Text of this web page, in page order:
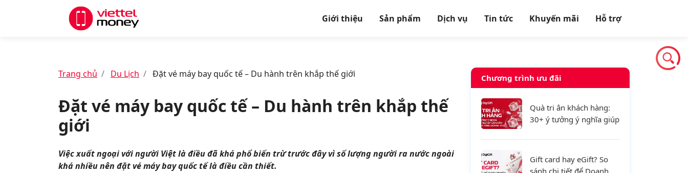
Giới thiệu Sản phẩm Dịch vụ Tin tức Khuyến mãi Hỗ trợ
Trang chủ Du Lịch Đặt vé máy bay quốc tế – Du hành trên khắp thế giới
Đặt vé máy bay quốc tế – Du hành trên khắp thế
giới
Việc xuất ngoại với người Việt là điều đã khá phổ biến trừ trước đây vì số lượng người ra nước ngoài
khá nhiều nên đặt vé máy bay quốc tế là điều cần thiết.
Chương trình ưu đãi
Quà tri ân khách hàng:
30+ ý tưởng ý nghĩa giúp
khách hàng và tăng
doanh thu
Gift card hay eGift? So
sánh chi tiết để Doanh